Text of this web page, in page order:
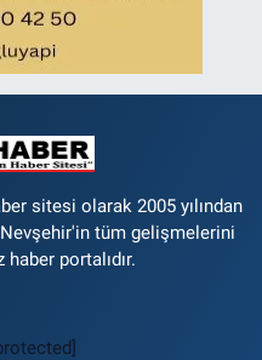
sitesi olarak 2005 yılından
Nevşehir'in tüm gelişmelerini
portalıdır.